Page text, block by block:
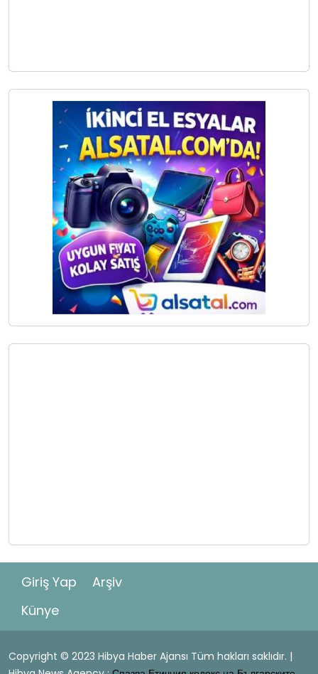
Giriş Yap
Arşiv
Künye
Copyright © 2023 Hibya Haber Ajansı Tüm hakları saklıdır. |